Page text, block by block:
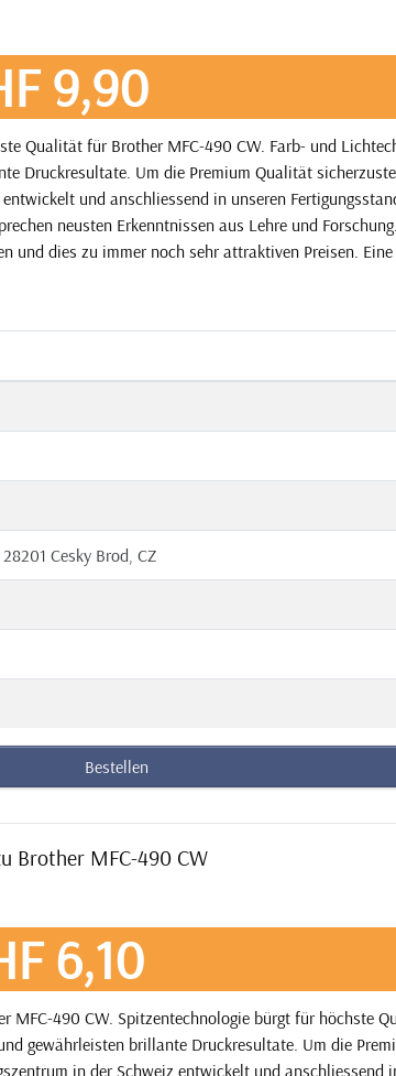
9,90
Qualität für Brother MFC-490 CW. Farb- und
Druckresultate. Um die Premium Qualität
und anschliessend in unseren
neusten Erkenntnissen aus Lehre und
dies zu immer noch sehr attraktiven Preisen. Eine
Cesky Brod, CZ
Bestellen
Brother MFC-490 CW
6,10
MFC-490 CW. Spitzentechnologie bürgt für höchste
gewährleisten brillante Druckresultate. Um die
in der Schweiz entwickelt und anschliessend